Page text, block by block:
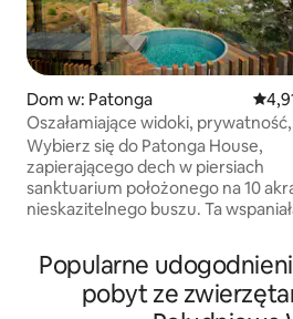
Dom w: Patonga
Oszałamiające widoki, prywatność,
podgrzewany basen i sauna
Wybierz się do Patonga House,
zapierającego dech w piersiach
sanktuarium położonego na 10
nieskazitelnego buszu. Ta
wzgórza w pobliżu Parku
Z jej okien roztacza się widok na
i rzekę Hawkesbury. Na terenie
znajduje się podgrzewany basen
Popularne
pobyt ze